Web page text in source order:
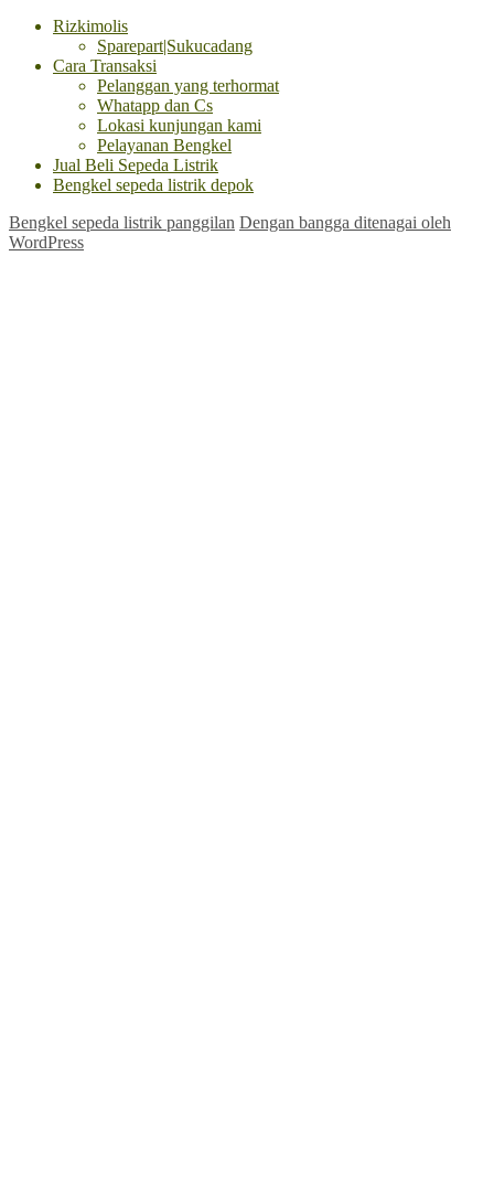
Rizkimolis
Sparepart|Sukucadang
Cara Transaksi
Pelanggan yang terhormat
Whatapp dan Cs
Lokasi kunjungan kami
Pelayanan Bengkel
Jual Beli Sepeda Listrik
Bengkel sepeda listrik depok
Bengkel sepeda listrik panggilan Dengan bangga ditenagai oleh
WordPress